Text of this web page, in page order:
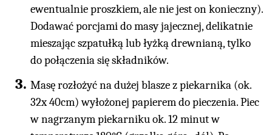
ewentualnie proszkiem, ale nie jest on konieczny).
Dodawać porcjami do masy jajecznej, delikatnie
mieszając szpatułką lub łyżką drewnianą, tylko
do połączenia się składników.
Masę rozłożyć na dużej blasze z piekarnika (ok.
32x 40cm) wyłożonej papierem do pieczenia. Piec
w nagrzanym piekarniku ok. 12 minut w